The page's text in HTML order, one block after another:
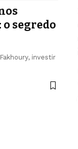
segredo
investir